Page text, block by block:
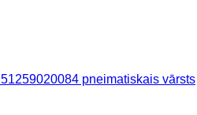
51259020084 pneimatiskais vārsts